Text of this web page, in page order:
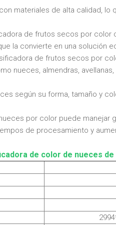
materiales de alta calidad, lo
de frutos secos por color
la convierte en una solución
de frutos secos por
nueces, almendras,
según su forma, tamaño y
por color puede manejar
de procesamiento y
de color de nueces de